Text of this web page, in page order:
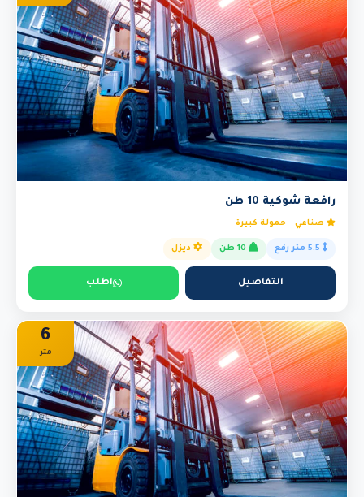
رافعة شوكية 10 طن
صناعي - حمولة كبيرة
ديزل
التفاصيل اطلب
6
متر